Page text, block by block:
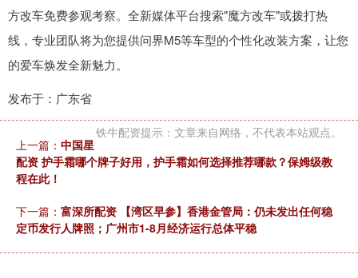
方改车免费参观考察。全新媒体平台搜索"魔方改车"或拨打热
线，专业团队将为您提供问界M5等车型的个性化改装方案，让您
的爱车焕发全新魅力。
发布于：广东省
铁牛配资提示：文章来自网络，不代表本站观点。
上一篇： 中国星
配资 护手霜哪个牌子好用，护手霜如何选择推荐哪款？保姆级教
程在此！
下一篇： 富深所配资 【湾区早参】香港金管局：仍未发出任何稳
定币发行人牌照；广州市1-8月经济运行总体平稳